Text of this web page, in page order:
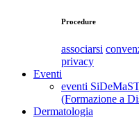
Procedure
associarsi
privacy
Eventi
eventi
(Formazione a
Dermatologia